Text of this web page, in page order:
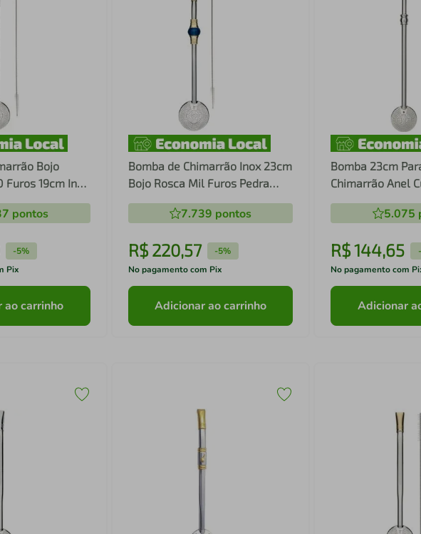
Bojo
19cm Inox
pontos
-5%
Pix
ao carrinho
Bomba de Chimarrão Inox 23cm
Bojo Rosca Mil Furos Pedra
Azul Escovinha Bortonaggio
7.739 pontos
R$ 220,57 -5%
No pagamento com Pix
Adicionar ao carrinho
Bomba 23cm
Chimarrão Anel
Inox Escovinha
5.075
R$144,65
-
No pagamento com
Adicionar